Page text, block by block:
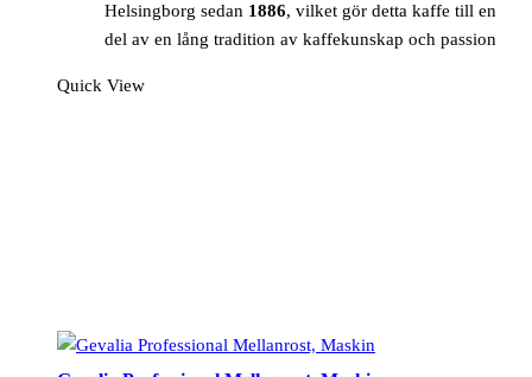
Helsingborg sedan 1886, vilket gör detta kaffe till en
del av en lång tradition av kaffekunskap och passion
Quick View